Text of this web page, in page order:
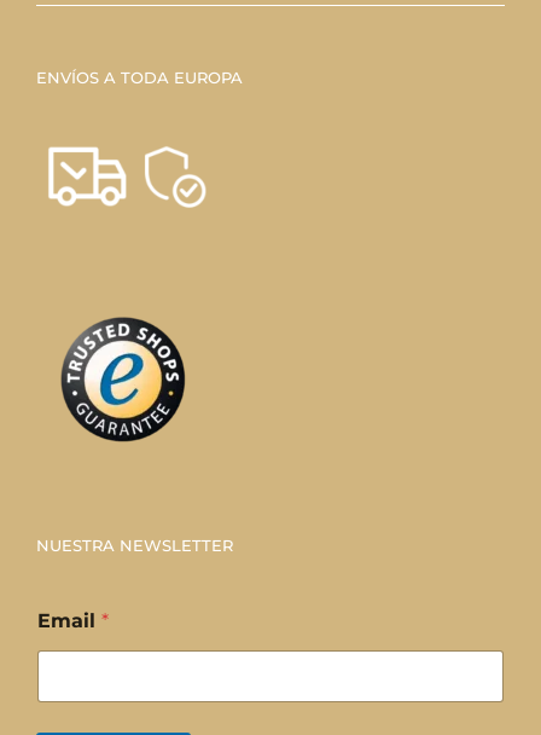
ENVÍOS A TODA EUROPA
NUESTRA NEWSLETTER
Email *